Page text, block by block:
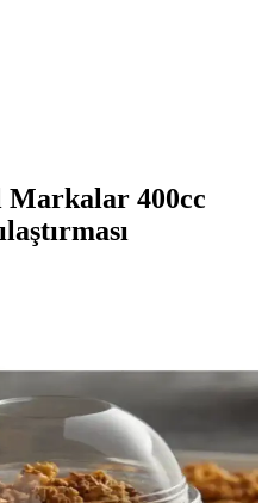
Markalar 400cc